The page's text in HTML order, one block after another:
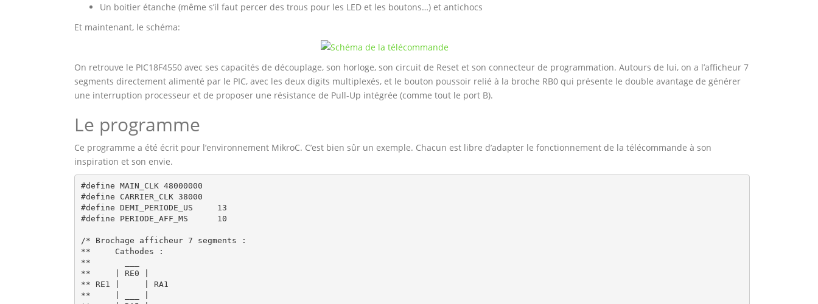
Un boitier étanche (même s’il faut percer des trous pour les LED et les boutons…) et antichocs
Et maintenant, le schéma:
On retrouve le PIC18F4550 avec ses capacités de découplage, son horloge, son circuit de Reset et son connecteur de programmation. Autours de lui, on a l’afficheur 7
segments directement alimenté par le PIC, avec les deux digits multiplexés, et le bouton poussoir relié à la broche RB0 qui présente le double avantage de générer
une interruption processeur et de proposer une résistance de Pull-Up intégrée (comme tout le port B).
Le programme
Ce programme a été écrit pour l’environnement MikroC. C’est bien sûr un exemple. Chacun est libre d’adapter le fonctionnement de la télécommande à son
inspiration et son envie.
#define MAIN_CLK 48000000
#define CARRIER_CLK 38000
#define DEMI_PERIODE_US     13
#define PERIODE_AFF_MS      10
/* Brochage afficheur 7 segments :
**     Cathodes :
**       ___
**     | RE0 |
** RE1 |     | RA1
**     | ___ |